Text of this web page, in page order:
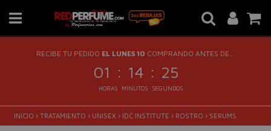
RECIBE TU PEDIDO EL LUNES 10 COMPRANDO ANTES DE...
01 : 14 : 25
HORAS MINUTOS SEGUNDOS
INICIO › TRATAMIENTO › UNISEX › IDC INSTITUTE › ROSTRO › SERUMS